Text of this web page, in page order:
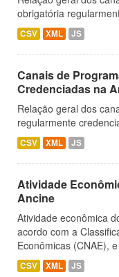
obrigatória
CSV XML JS
Canais de
Credenciadas na
Relação geral dos
regularmente
CSV XML JS
Atividade
Ancine
Atividade econômica
acordo com a
Econômicas (CNAE),
CSV XML JS